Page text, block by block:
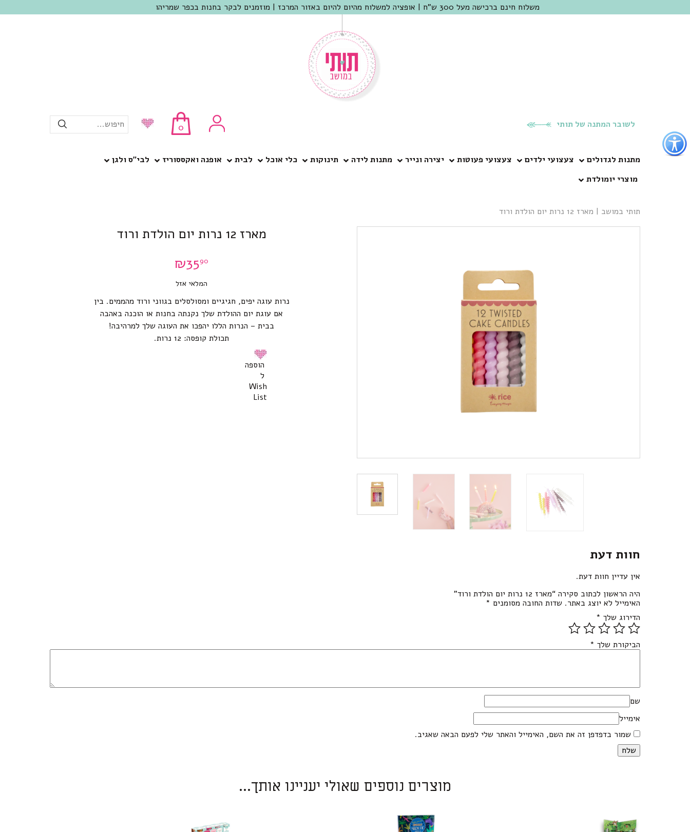
כפתור
לפתיחת
תפריט
נגישות
משלוח חינם ברכישה מעל 300 ש"ח | אופציה למשלוח מהיום להיום באזור המרכז | מוזמנים לבקר בחנות בכפר שמריהו
לשובר המתנה של תותי 0 חיפוש...
מתנות לגדולים צעצועי ילדים צעצועי פעוטות יצירה ונייר מתנות לידה תינוקות כלי אוכל לבית אופנה ואקססוריז
לבי”ס ולגן
מוצרי יומולדת
תותי במושב | מארז 12 נרות יום הולדת ורוד
מארז 12 נרות יום הולדת ורוד
₪3590
המלאי אזל
נרות עוגה יפים, חגיגיים ומסולסלים בגווני ורוד מהממים. בין
אם עוגת יום ההולדת שלך נקנתה בחנות או הוכנה באהבה
בבית – הנרות הללו יהפכו את העוגה שלך למרהיבה!
תכולת קופסה: 12 נרות.
הוספה
ל
Wish
List
חוות דעת
אין עדיין חוות דעת.
היה הראשון לכתוב סקירה “מארז 12 נרות יום הולדת ורוד”
האימייל לא יוצג באתר. שדות החובה מסומנים *
הדירוג שלך *
הביקורת שלך *
שם
אימייל
שמור בדפדפן זה את השם, האימייל והאתר שלי לפעם הבאה שאגיב.
מוצרים נוספים שאולי יעניינו אותך...